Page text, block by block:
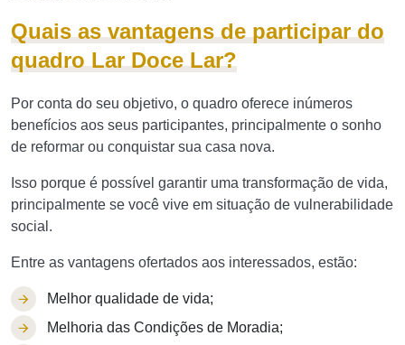
Quais as vantagens de participar do
quadro Lar Doce Lar?
Por conta do seu objetivo, o quadro oferece inúmeros
benefícios aos seus participantes, principalmente o sonho
de reformar ou conquistar sua casa nova.
Isso porque é possível garantir uma transformação de vida,
principalmente se você vive em situação de vulnerabilidade
social.
Entre as vantagens ofertados aos interessados, estão:
Melhor qualidade de vida;
Melhoria das Condições de Moradia;